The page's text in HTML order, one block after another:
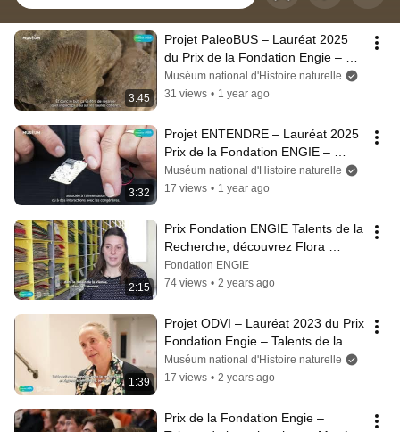
3:45
Projet PaleoBUS – Lauréat 2025
du Prix de la Fondation Engie –
Talents de la recherche au
Muséum
Muséum national d'Histoire naturelle
31 views • 1 year ago
3:32
Projet ENTENDRE – Lauréat 2025
Prix de la Fondation ENGIE –
Talents de la recherche au
Muséum
Muséum national d'Histoire naturelle
17 views • 1 year ago
2:15
Prix Fondation ENGIE Talents de la
Recherche, découvrez Flora
Pennec, lauréate 2024
Fondation ENGIE
74 views • 2 years ago
1:39
Projet ODVI – Lauréat 2023 du Prix
Fondation Engie – Talents de la
recherche au Musée de l’Homme
Muséum national d'Histoire naturelle
17 views • 2 years ago
Prix de la Fondation Engie –